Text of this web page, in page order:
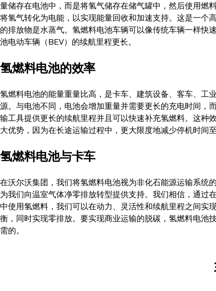
量储存在电池中，而是将氢气储存在储气罐中，然后使用燃
将氢气转化为电能，以实现能量回收和加速支持。这是一个
的排放物是水蒸气。氢燃料电池车辆可以像传统车辆一样快
池电动车辆（BEV）的续航里程更长。
氢燃料电池的效率
氢燃料电池的能量重量比高，是卡车、建筑设备、客车、工
源。与电池不同，电池会增加重量并需要更长的充电时间，
输工具提供更长的续航里程并且可以快速补充氢燃料。这种
大优势，因为在长途运输过程中，更大限度地减少停机时间至
氢燃料电池与卡车
在沃尔沃集团，我们将氢燃料电池视为非化石能源运输系统
为我们向温室气体净零排放转型提供支持。我们相信，通过
中使用氢燃料，我们可以在动力、灵活性和续航里程之间实
衡，同时实现零排放。要实现商业运输的脱碳，氢燃料电池
需的。